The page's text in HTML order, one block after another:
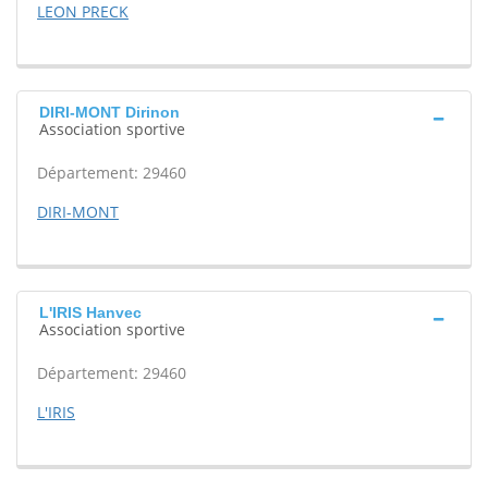
LEON PRECK
DIRI-MONT Dirinon
Association sportive
Département: 29460
DIRI-MONT
L'IRIS Hanvec
Association sportive
Département: 29460
L'IRIS